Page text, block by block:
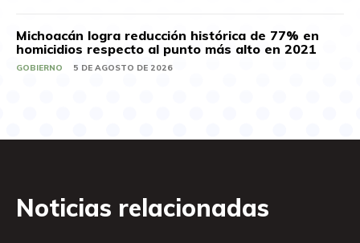
Michoacán logra reducción histórica de 77% en
homicidios respecto al punto más alto en 2021
GOBIERNO 5 DE AGOSTO DE 2026
Noticias relacionadas